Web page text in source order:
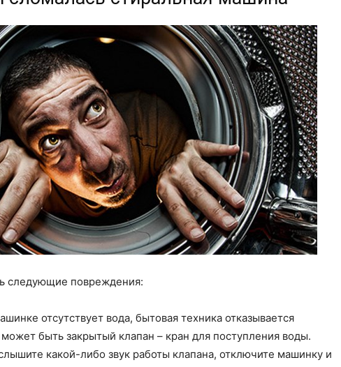
следующие повреждения:
отсутствует вода, бытовая техника отказывается
быть закрытый клапан – кран для поступления воды.
какой-либо звук работы клапана, отключите машинку и